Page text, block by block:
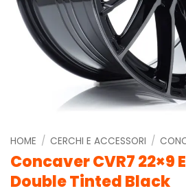
HOME / CERCHI E ACCESSORI /
Concaver CVR7 22×9
Double Tinted Black